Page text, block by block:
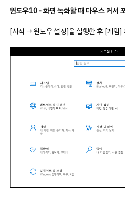
윈도우10 - 화면 녹화할 때 마우스 커서
[시작 → 윈도우 설정]을 실행한 후 [게임]